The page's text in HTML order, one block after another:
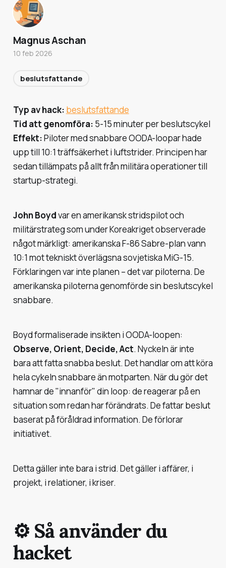
Typ av hack: beslutsfattande
Tid att genomföra: 5-15 minuter per beslutscykel
Effekt:Piloter med snabbare OODA-loopar hade
upp till 10:1 träffsäkerhet i luftstrider. Principen har
sedan tillämpats på allt från militära operationer till
startup-strategi.
John Boydvar en amerikansk stridspilot och
militärstrateg som under Koreakriget observerade
något märkligt: amerikanska F-86 Sabre-plan vann
10:1 mot tekniskt överlägsna sovjetiska MiG-15.
Förklaringen var inte planen – det var piloterna. De
amerikanska piloterna genomförde sin beslutscykel
snabbare.
Boyd formaliserade insikten i OODA-loopen:
Observe, Orient, Decide, Act. Nyckeln är inte
bara att fatta snabba beslut. Det handlar om att köra
hela cykeln snabbare än motparten. När du gör det
hamnar de "innanför" din loop: de reagerar på en
situation som redan har förändrats. De fattar beslut
baserat på föråldrad information. De förlorar
initiativet.
Detta gäller inte bara i strid. Det gäller i affärer, i
projekt, i relationer, i kriser.
⚙️ Så använder du
hacket
Magnus Aschan
10 feb 2026
beslutsfattande